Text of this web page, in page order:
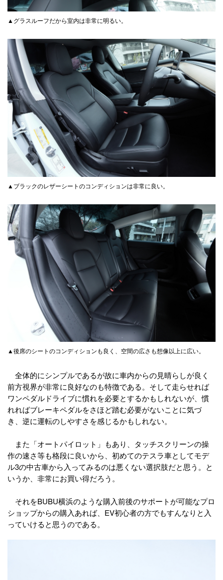
▲グラスルーフだから室内は非常に明るい。
▲ブラックのレザーシートのコンディションは非常に良い。
▲後席のシートのコンディションも良く、空間の広さも想像以上に広い。
全体的にシンプルであるが故に車内からの見晴らしが良く
前方視界が非常に良好なのも特徴である。そして走らせれば
ワンペダルドライブに慣れを必要とするかもしれないが、慣
れればブレーキペダルをさほど踏む必要がないことに気づ
き、逆に運転のしやすさを感じるかもしれない。
また「オートパイロット」もあり、タッチスクリーンの操
作の速さ等も格段に良いから、初めてのテスラ車としてモデ
ル3の中古車から入ってみるのは悪くない選択肢だと思う。と
いうか、非常にお買い得だろう。
それをBUBU横浜のような購入前後のサポートが可能なプロ
ショップからの購入あれば、EV初心者の方でもすんなりと入
っていけると思うのである。